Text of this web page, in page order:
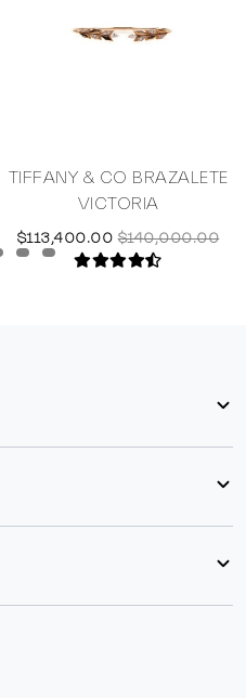
TIFFANY & CO BRAZALETE
VICTORIA
$113,400.00 $140,000.00